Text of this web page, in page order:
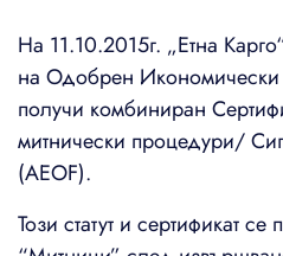
На 11.10.2015г. „Етна
на Одобрен
получи комбиниран
митнически процедури/
(AEOF).
Този статут и сертификат се